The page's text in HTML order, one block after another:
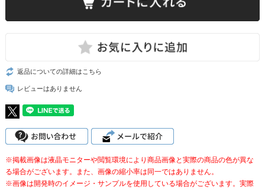
返品についての詳細はこちら
レビューはありません
※掲載画像は液晶モニターや閲覧環境により商品画像と実際の商品の色が異な
る場合がございます。また、画像の縮小率は同一ではありません。
※画像は開発時のイメージ・サンプルを使用している場合がございます。実際